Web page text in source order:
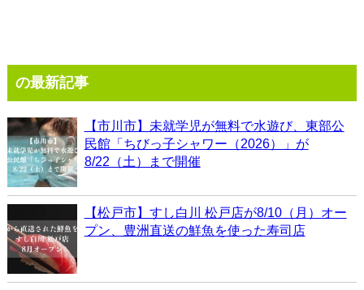
の最新記事
【市川市】未就学児が無料で水遊び、東部公
民館「ちびっ子シャワー（2026）」が
8/22（土）まで開催
【松戸市】すし白川 松戸店が8/10（月）オー
プン、豊洲直送の鮮魚を使った寿司店